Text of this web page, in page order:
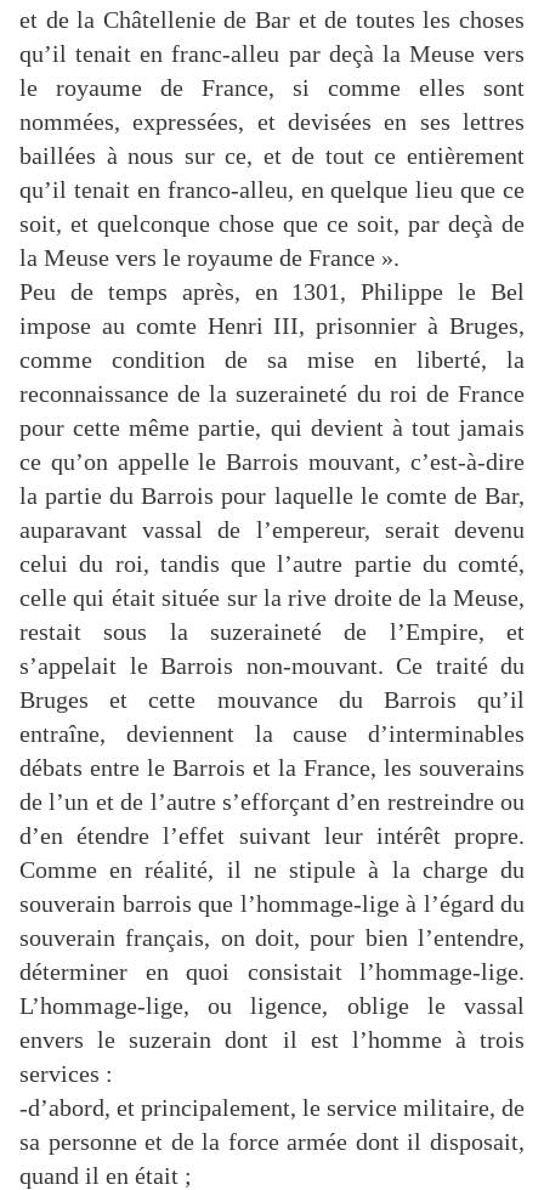
et de la Châtellenie de Bar et de toutes les choses
qu’il tenait en franc-alleu par deçà la Meuse vers
le royaume de France, si comme elles sont
nommées, expressées, et devisées en ses lettres
baillées à nous sur ce, et de tout ce entièrement
qu’il tenait en franco-alleu, en quelque lieu que ce
soit, et quelconque chose que ce soit, par deçà de
la Meuse vers le royaume de France ».
Peu de temps après, en 1301, Philippe le Bel
impose au comte Henri III, prisonnier à Bruges,
comme condition de sa mise en liberté, la
reconnaissance de la suzeraineté du roi de France
pour cette même partie, qui devient à tout jamais
ce qu’on appelle le Barrois mouvant, c’est-à-dire
la partie du Barrois pour laquelle le comte de Bar,
auparavant vassal de l’empereur, serait devenu
celui du roi, tandis que l’autre partie du comté,
celle qui était située sur la rive droite de la Meuse,
restait sous la suzeraineté de l’Empire, et
s’appelait le Barrois non-mouvant. Ce traité du
Bruges et cette mouvance du Barrois qu’il
entraîne, deviennent la cause d’interminables
débats entre le Barrois et la France, les souverains
de l’un et de l’autre s’efforçant d’en restreindre ou
d’en étendre l’effet suivant leur intérêt propre.
Comme en réalité, il ne stipule à la charge du
souverain barrois que l’hommage-lige à l’égard du
souverain français, on doit, pour bien l’entendre,
déterminer en quoi consistait l’hommage-lige.
L’hommage-lige, ou ligence, oblige le vassal
envers le suzerain dont il est l’homme à trois
services :
-d’abord, et principalement, le service militaire, de
sa personne et de la force armée dont il disposait,
quand il en était ;